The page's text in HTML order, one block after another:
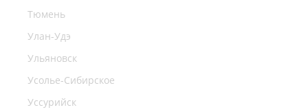
Тюмень
Улан-Удэ
Ульяновск
Усолье-Сибирское
Уссурийск